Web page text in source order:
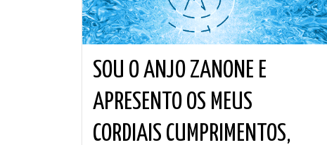
SOU O ANJO ZANONE E
APRESENTO OS MEUS
CORDIAIS CUMPRIMENTOS,